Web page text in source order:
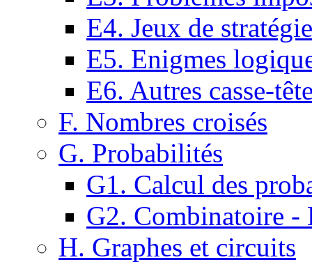
E4. Jeux de stratégie
E5. Enigmes
E6. Autres casse-
F. Nombres croisés
G. Probabilités
G1. Calcul des
G2. Combinatoire -
H. Graphes et circuits